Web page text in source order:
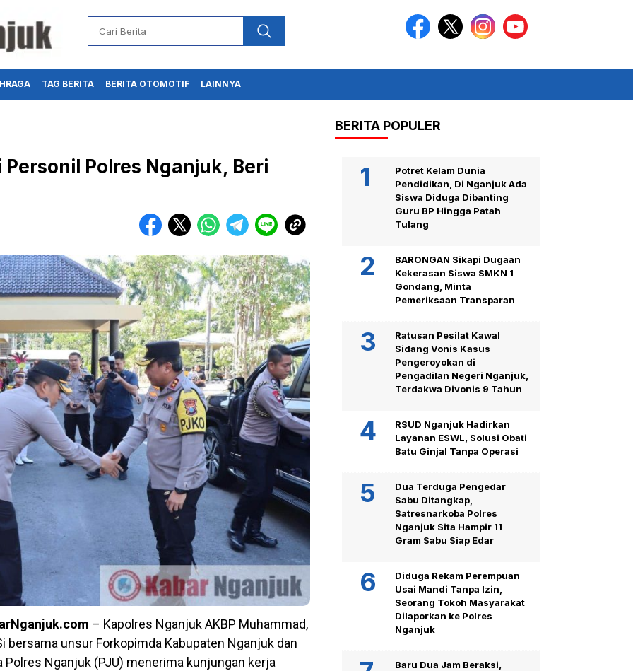
TAG BERITA BERITA OTOMOTIF LAINNYA
Polres Nganjuk, Beri
– Kapolres Nganjuk AKBP Muhammad,
bersama unsur Forkopimda Kabupaten Nganjuk dan
Polres Nganjuk (PJU) menerima kunjungan kerja
BERITA POPULER
Potret Kelam Dunia
Pendidikan, Di Nganjuk Ada
Siswa Diduga Dibanting
Guru BP Hingga Patah
Tulang
BARONGAN Sikapi Dugaan
Kekerasan Siswa SMKN 1
Gondang, Minta
Pemeriksaan Transparan
Ratusan Pesilat Kawal
Sidang Vonis Kasus
Pengeroyokan di
Pengadilan Negeri Nganjuk,
Terdakwa Divonis 9 Tahun
RSUD Nganjuk Hadirkan
Layanan ESWL, Solusi Obati
Batu Ginjal Tanpa Operasi
Dua Terduga Pengedar
Sabu Ditangkap,
Satresnarkoba Polres
Nganjuk Sita Hampir 11
Gram Sabu Siap Edar
Diduga Rekam Perempuan
Usai Mandi Tanpa Izin,
Seorang Tokoh Masyarakat
Dilaporkan ke Polres
Nganjuk
Baru Dua Jam Beraksi,